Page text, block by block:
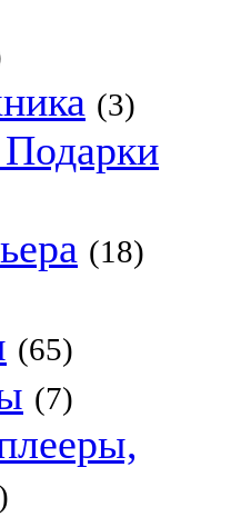
(3)
(18)
(65)
(7)